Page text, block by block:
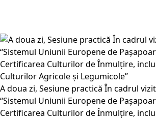
A doua zi, Sesiune practică În cadrul
“Sistemul Uniunii Europene de
Certificarea Culturilor de Înmulțire,